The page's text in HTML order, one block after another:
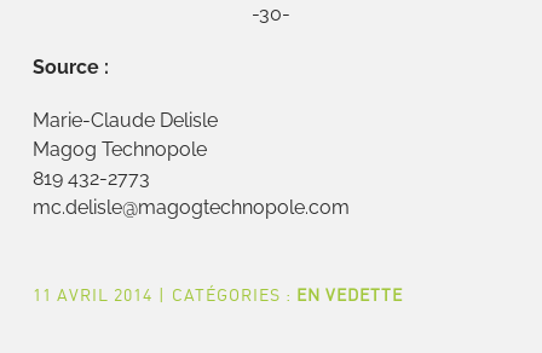
-30-
Source :
Marie-Claude Delisle
Magog Technopole
819 432-2773
mc.delisle@magogtechnopole.com
11 AVRIL 2014 | CATÉGORIES : EN VEDETTE